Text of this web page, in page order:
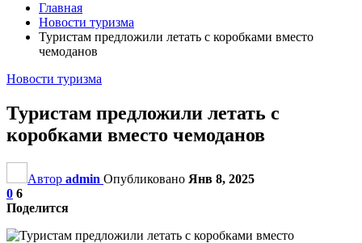
Главная
Новости туризма
Туристам предложили летать с коробками вместо
чемоданов
Новости туризма
Туристам предложили летать с
коробками вместо чемоданов
Автор admin Опубликовано Янв 8, 2025
0 6
Поделится